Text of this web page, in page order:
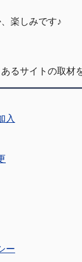
楽しみです♪
るサイトの取材
入
ー